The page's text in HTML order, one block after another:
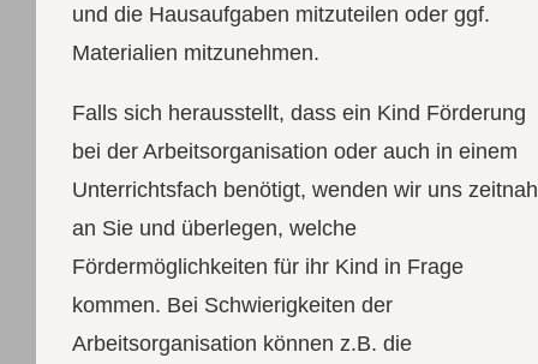
und die Hausaufgaben mitzuteilen oder ggf.
Materialien mitzunehmen.
Falls sich herausstellt, dass ein Kind Förderung
bei der Arbeitsorganisation oder auch in einem
Unterrichtsfach benötigt, wenden wir uns zeitnah
an Sie und überlegen, welche
Fördermöglichkeiten für ihr Kind in Frage
kommen. Bei Schwierigkeiten der
Arbeitsorganisation können z.B. die